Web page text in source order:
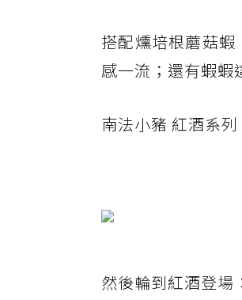
搭配燻培根蘑菇
感一流；還有蝦蝦
南法小豬 紅酒系列
然後輪到紅酒登場